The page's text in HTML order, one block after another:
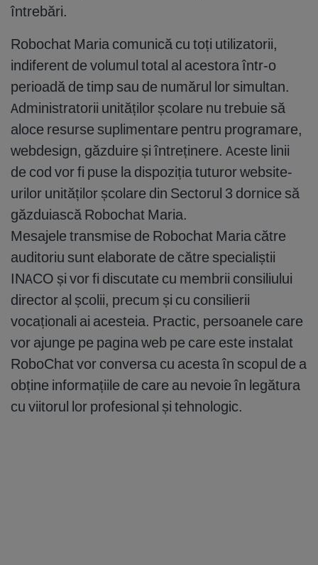
întrebări.
Robochat Maria comunică cu toți utilizatorii,
indiferent de volumul total al acestora într-o
perioadă de timp sau de numărul lor simultan.
Administratorii unităților școlare nu trebuie să
aloce resurse suplimentare pentru programare,
webdesign, găzduire și întreținere. Aceste linii
de cod vor fi puse la dispoziția tuturor website-
urilor unităților școlare din Sectorul 3 dornice să
găzduiască Robochat Maria.
Mesajele transmise de Robochat Maria către
auditoriu sunt elaborate de către specialiștii
INACO și vor fi discutate cu membrii consiliului
director al școlii, precum și cu consilierii
vocaționali ai acesteia. Practic, persoanele care
vor ajunge pe pagina web pe care este instalat
RoboChat vor conversa cu acesta în scopul de a
obține informațiile de care au nevoie în legătura
cu viitorul lor profesional și tehnologic.